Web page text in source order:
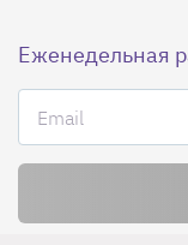
Еженедельная